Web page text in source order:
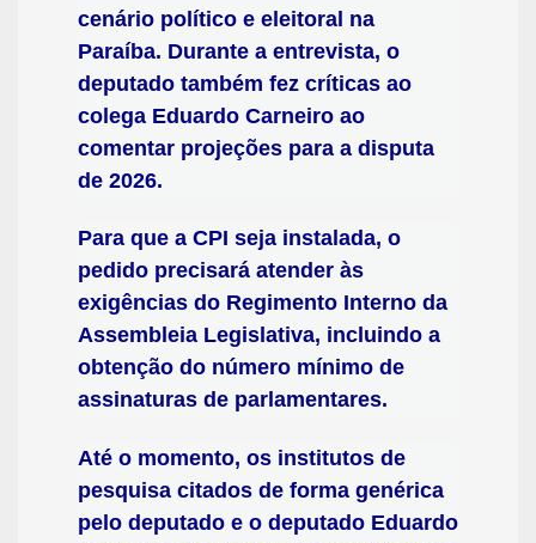
cenário político e eleitoral na
Paraíba. Durante a entrevista, o
deputado também fez críticas ao
colega Eduardo Carneiro ao
comentar projeções para a disputa
de 2026.
Para que a CPI seja instalada, o
pedido precisará atender às
exigências do Regimento Interno da
Assembleia Legislativa, incluindo a
obtenção do número mínimo de
assinaturas de parlamentares.
Até o momento, os institutos de
pesquisa citados de forma genérica
pelo deputado e o deputado Eduardo